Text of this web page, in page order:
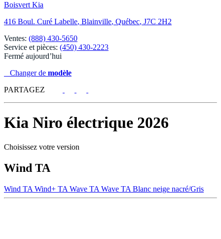
Boisvert Kia
416 Boul. Curé Labelle, Blainville, Québec, J7C 2H2
Ventes: (888) 430-5650
Service et pièces: (450) 430-2223
Fermé aujourd’hui
Changer de modèle
PARTAGEZ
Kia Niro électrique 2026
Choisissez votre version
Wind TA
Wind TA Wind+ TA Wave TA Wave TA Blanc neige nacré/Gris